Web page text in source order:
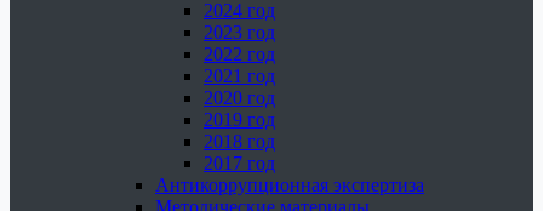
2024 год
2023 год
2022 год
2021 год
2020 год
2019 год
2018 год
2017 год
Антикоррупционная экспертиза
Методические материалы